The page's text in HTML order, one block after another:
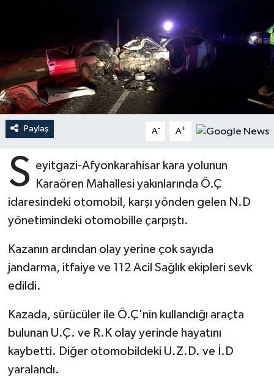
Paylaş A- A+
S eyitgazi-Afyonkarahisar kara yolunun
Karaören Mahallesi yakınlarında Ö.Ç
idaresindeki otomobil, karşı yönden gelen N.D
yönetimindeki otomobille çarpıştı.
Kazanın ardından olay yerine çok sayıda
jandarma, itfaiye ve 112 Acil Sağlık ekipleri sevk
edildi.
Kazada, sürücüler ile Ö.Ç'nin kullandığı araçta
bulunan U.Ç. ve R.K olay yerinde hayatını
kaybetti. Diğer otomobildeki U.Z.D. ve İ.D
yaralandı.
Ardahan Müftülüğü
Artvin Müftülüğü
Aydın Müftülüğü
Balıkesir Müftülüğü
Batman Müftülüğü
Bayburt Müftülüğü
Bingöl Müftülüğü
Bolu Müftülüğü
Burdur Müftülüğü
Kurban
Mukabele
Peygamberimizin Hayatı
Sahabeler
Zekat
DİYANET AKADEMİ
DİYANET GENÇLİK
DİYANET RADYO/TV
Dünya
Eğitim
Aile
Makaleler
Ekonomi